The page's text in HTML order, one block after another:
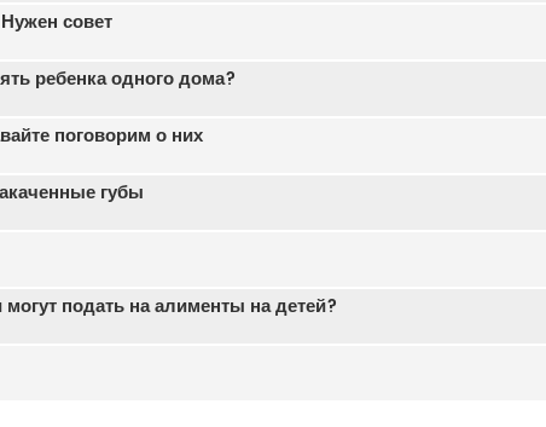
совет
ребенка одного дома?
поговорим о них
губы
подать на алименты на детей?